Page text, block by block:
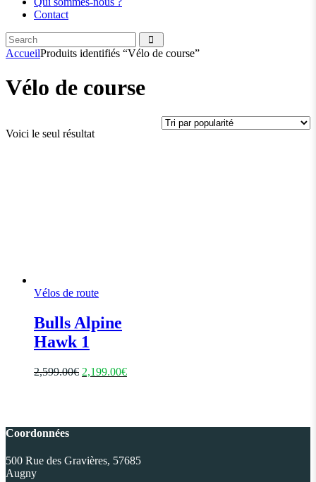
Contact
Search
facebook
instagramm
AccueilProduits identifiés “Vélo de course”
Vélo de course
Voici le seul résultat
Vélos de route
Bulls Alpine
Hawk 1
2,599.00€ Le
2,199.00€Le
Coordonnées
500 Rue des Gravières, 57685
Augny